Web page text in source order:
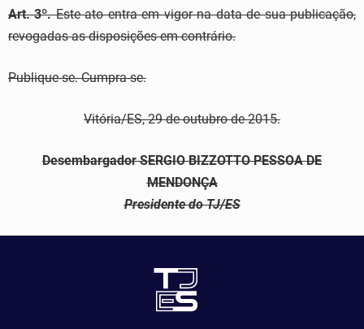
Art. 3º.Este ato entra em vigor na data de sua publicação,
revogadas as disposições em contrário.
Publique-se. Cumpra-se.
Vitória/ES, 29 de outubro de 2015.
Desembargador SERGIO BIZZOTTO PESSOA DE
MENDONÇA
Presidente do TJ/ES